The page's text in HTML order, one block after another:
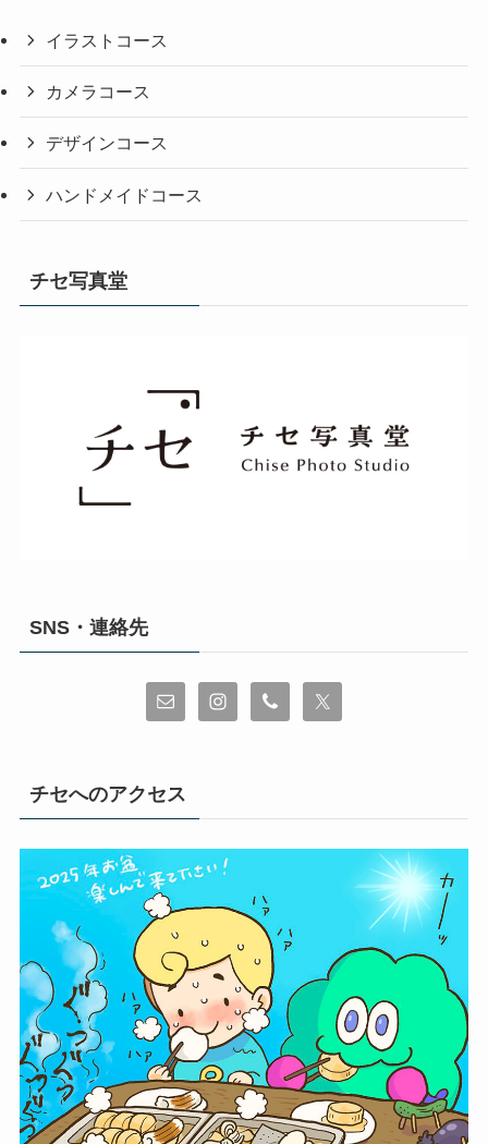
イラストコース
カメラコース
デザインコース
ハンドメイドコース
チセ写真堂
SNS・連絡先
チセへのアクセス